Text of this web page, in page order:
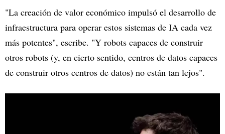
"La creación de valor económico impulsó el desarrollo de
infraestructura para operar estos sistemas de IA cada vez
más potentes", escribe. "Y robots capaces de construir
otros robots (y, en cierto sentido, centros de datos capaces
de construir otros centros de datos) no están tan lejos".